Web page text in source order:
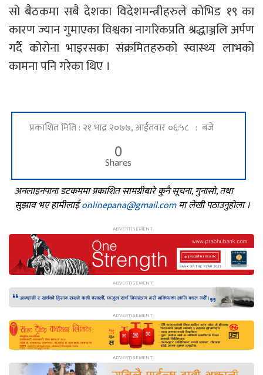
सो बैठकमा सबै देशका विदेशमन्त्रीहरुले कोभिड १९ का
कारण ज्यान गुमाएका विश्वका नागरिकप्रति श्रद्धाञ्जलि अर्पण
गर्दै कोरोना भाइरसका संक्रमितहरुको स्वास्थ्य लाभको
कामना पनि गरेका थिए ।
प्रकाशित मिति : २१ भाद्र २०७७, आईतवार ०६:५८ : बजे
0
Shares
अनलाइनपाना डटकममा प्रकाशित सामग्रीबारे कुनै सूचना, गुनासो, तथा
सुझाव भए हामीलाईonlinepana@gmail.comमा लेखी पठाउनुहोला ।